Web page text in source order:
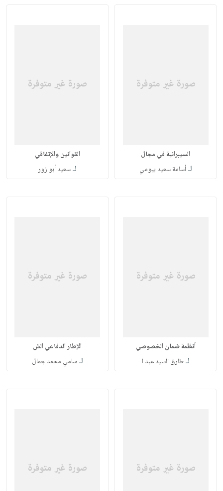
السيبرانية في مجال
لـأسامة سعيد بيومي
القوانين والإتفاقي
لـسعيد أبو زور
أنظمة ضمان الخصوصي
لـطارق السيد عبد ا
الإطار الدفاعي الش
لـسامي محمد جمال